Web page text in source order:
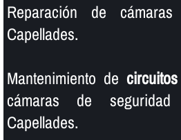
Reparación de
Capellades.
Mantenimiento de
cámaras de
Capellades.